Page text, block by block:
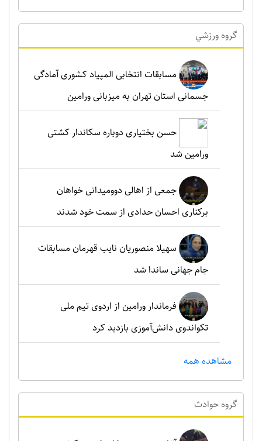
گروه ورزشي
مسابقات انتخابی المپیاد کشوری آمادگی
جسمانی استان تهران به میزبانی ورامین
حسن بختیاری دوباره سکاندار کشتی
ورامین شد
جمعی از اهالی دوومیدانی خواهان
برکناری احسان حدادی از سمت خود شدند
سهیلا منصوریان نایب قهرمان مسابقات
جام جهانی ساندا شد
فرماندار ورامین از اردوی تیم ملی
تکواندوی دانش‌آموزی بازدید کرد
مشاهده همه
گروه حوادث